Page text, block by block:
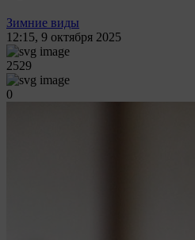
Зимние виды
12:15, 9 октября 2025
2529
0